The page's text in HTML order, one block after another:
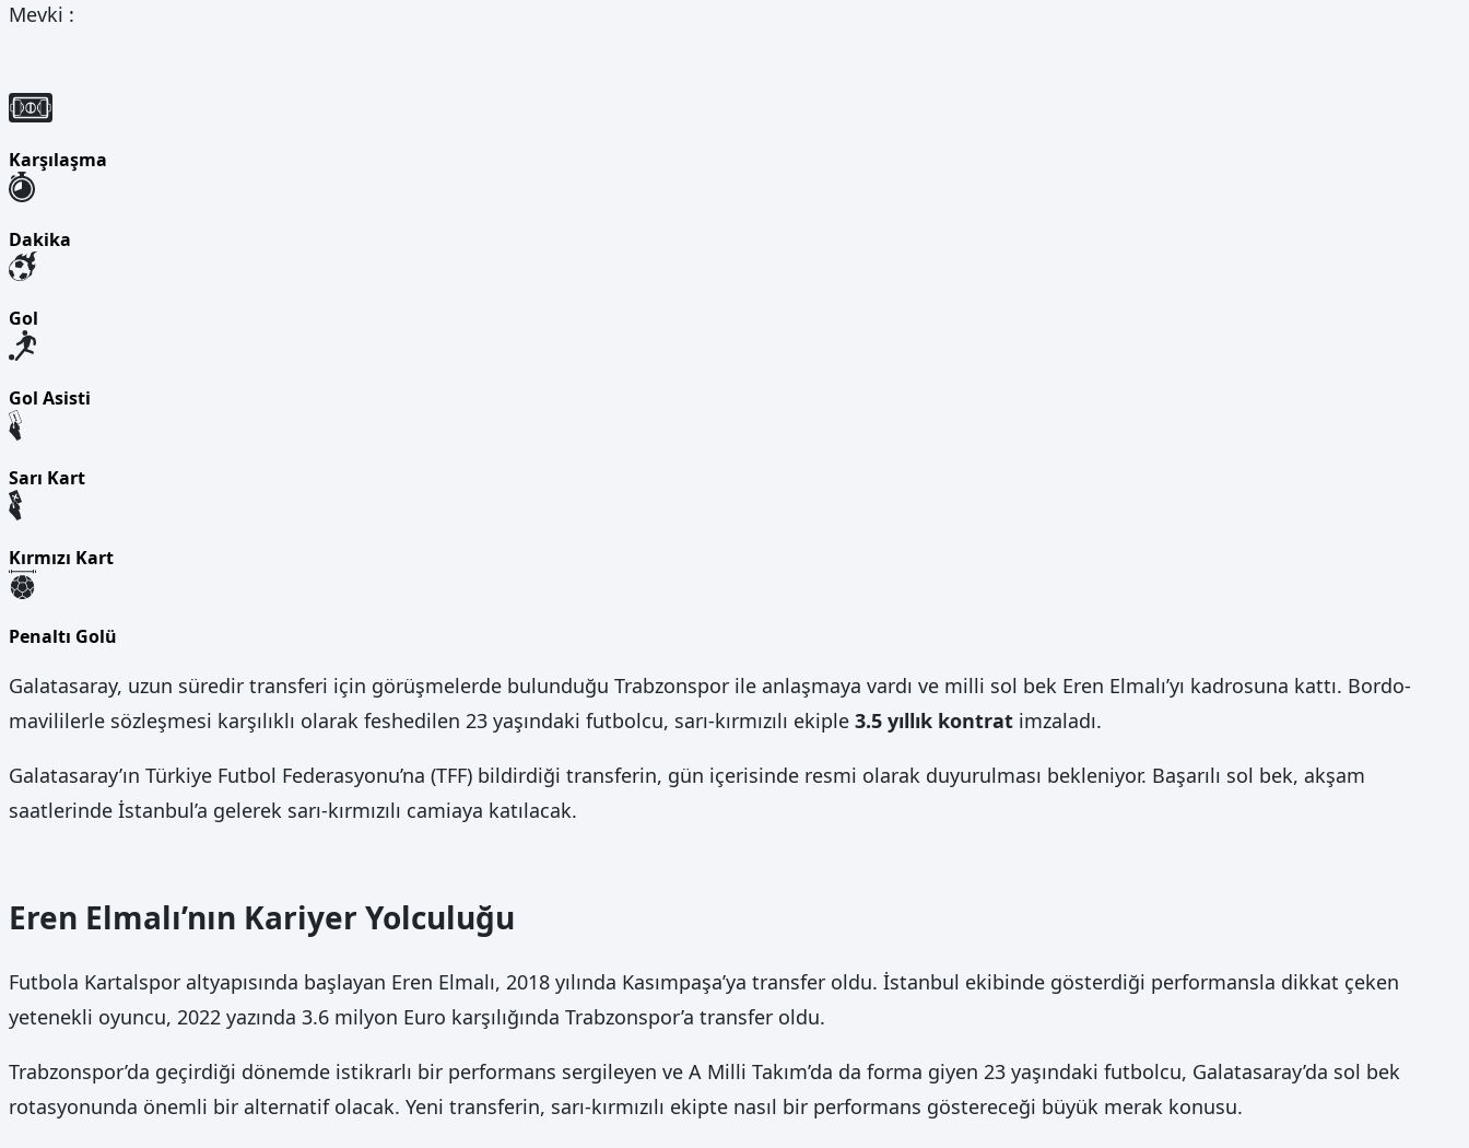
Mevki :
Karşılaşma
Dakika
Gol
Gol Asisti
Sarı Kart
Kırmızı Kart
Penaltı Golü
Galatasaray, uzun süredir transferi için görüşmelerde bulunduğu Trabzonspor ile anlaşmaya vardı ve milli sol bek Eren Elmalı’yı kadrosuna kattı. Bordo-
mavililerle sözleşmesi karşılıklı olarak feshedilen 23 yaşındaki futbolcu, sarı-kırmızılı ekiple 3.5 yıllık kontrat imzaladı.
Galatasaray’ın Türkiye Futbol Federasyonu’na (TFF) bildirdiği transferin, gün içerisinde resmi olarak duyurulması bekleniyor. Başarılı sol bek, akşam
saatlerinde İstanbul’a gelerek sarı-kırmızılı camiaya katılacak.
Eren Elmalı’nın Kariyer Yolculuğu
Futbola Kartalspor altyapısında başlayan Eren Elmalı, 2018 yılında Kasımpaşa’ya transfer oldu. İstanbul ekibinde gösterdiği performansla dikkat çeken
yetenekli oyuncu, 2022 yazında 3.6 milyon Euro karşılığında Trabzonspor’a transfer oldu.
Trabzonspor’da geçirdiği dönemde istikrarlı bir performans sergileyen ve A Milli Takım’da da forma giyen 23 yaşındaki futbolcu, Galatasaray’da sol bek
rotasyonunda önemli bir alternatif olacak. Yeni transferin, sarı-kırmızılı ekipte nasıl bir performans göstereceği büyük merak konusu.